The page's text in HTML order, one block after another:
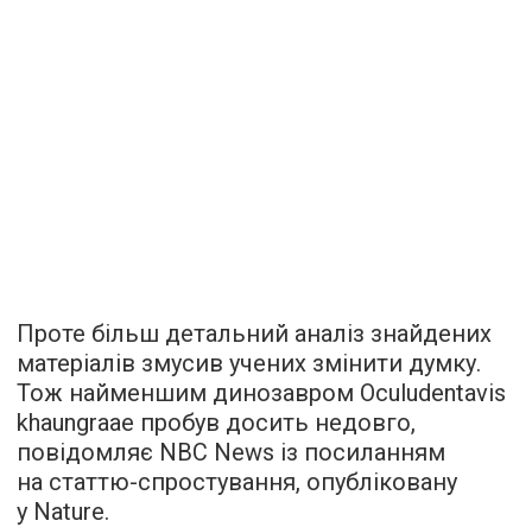
Проте більш детальний аналіз знайдених
матеріалів змусив учених змінити думку.
Тож найменшим динозавром Oculudentavis
khaungraae пробув досить недовго,
повідомляє NBC News із посиланням
на статтю-спростування, опубліковану
у Nature.